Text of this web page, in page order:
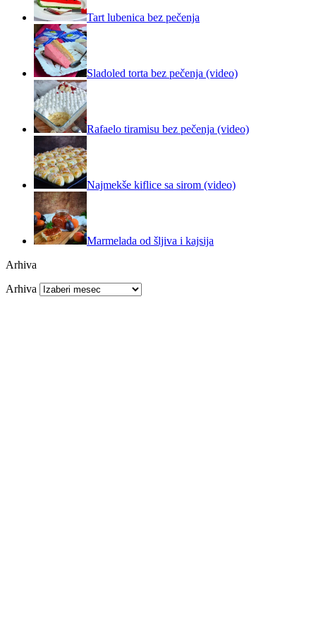
Tart lubenica bez pečenja
Sladoled torta bez pečenja (video)
Rafaelo tiramisu bez pečenja (video)
Najmekše kiflice sa sirom (video)
Marmelada od šljiva i kajsija
Arhiva
Arhiva